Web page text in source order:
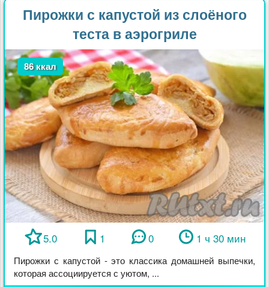
Пирожки с капустой из слоёного
теста в аэрогриле
86 ккал
5.0 1 0 1 ч 30 мин
Пирожки с капустой - это классика домашней выпечки,
которая ассоциируется с уютом, ...